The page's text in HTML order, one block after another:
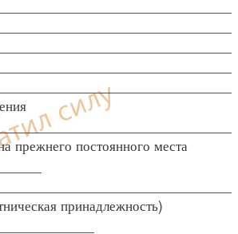
прежнего постоянного места
принадлежность)